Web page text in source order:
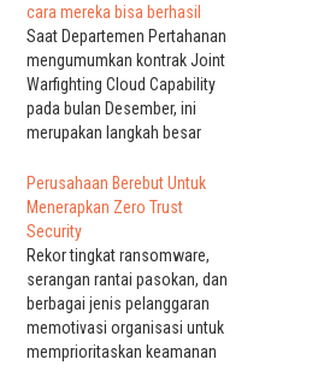
cara mereka bisa berhasil
Saat Departemen Pertahanan
mengumumkan kontrak Joint
Warfighting Cloud Capability
pada bulan Desember, ini
merupakan langkah besar
DoD. Dengan menerapkan tata
kelola multi-cloud, yang
berpusat pada keamanan,
DoD memiliki peluang untuk
menyelaraskan adopsi multi-
cloud ini dengan strategi
tanpa kepercayaan. Strategi
tersebut sangat eksplisit
Perusahaan Berebut Untuk
Menerapkan Zero Trust
Security
Rekor tingkat ransomware,
serangan rantai pasokan, dan
berbagai jenis pelanggaran
memotivasi organisasi untuk
memprioritaskan keamanan